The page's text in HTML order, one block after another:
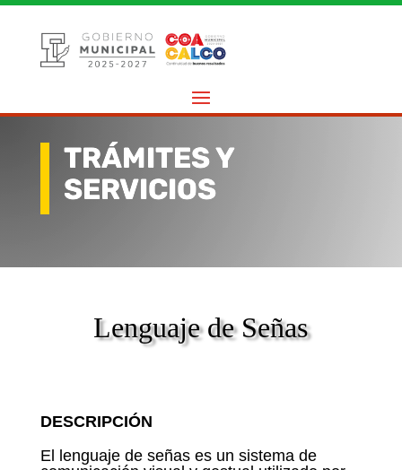
TRÁMITES Y
SERVICIOS
Lenguaje de Señas
DESCRIPCIÓN
El lenguaje de señas es un sistema de